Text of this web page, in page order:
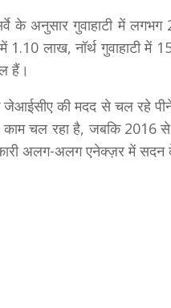
के अनुसार गुवाहाटी में
लाख, नॉर्थ गुवाहाटी में
हैं।
जेआईसीए की मदद से चल रहे
काम चल रहा है, जबकि 2016
अलग-अलग एनेक्ज़र में